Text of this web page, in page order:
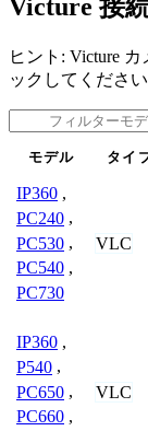
Victure 接
ヒント: Victure
ックしてください
モデル タイ
IP360 ,
PC240 ,
PC530 ,
PC540 ,
PC730
VLC
IP360 ,
P540 ,
PC650 ,
PC660 ,
VLC